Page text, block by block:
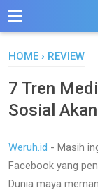
HOME › REVIEW
7 Tren
Sosial
Weruh.id - Masih
Facebook yang
Dunia maya